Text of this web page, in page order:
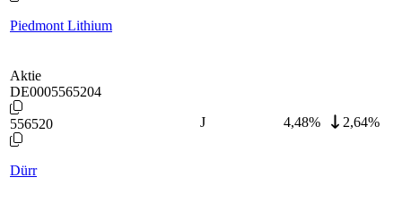
Piedmont Lithium
Aktie
DE0005565204
556520
Dürr
J 4,48% 2,64%